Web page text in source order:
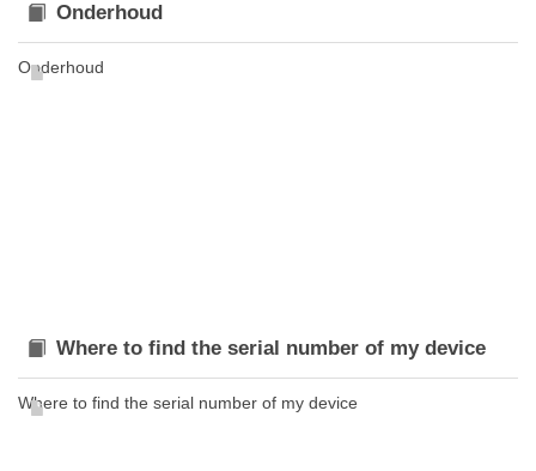
Onderhoud
Onderhoud
Where to find the serial number of my device
Where to find the serial number of my device